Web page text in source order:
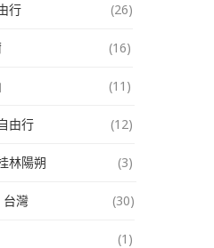
行 (26)
(16)
(11)
由行 (12)
林陽朔 (3)
台灣 (30)
(1)